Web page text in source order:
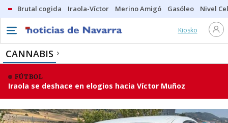
Brutal cogida Iraola-Víctor Merino Amigó Gasóleo Nivel
Kiosko
CANNABIS
FÚTBOL
Iraola se deshace en elogios hacia Víctor Muñoz